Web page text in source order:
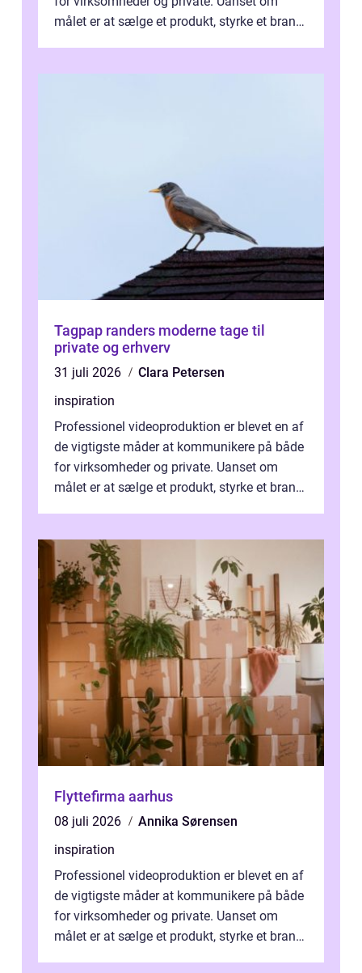
målet er at sælge et produkt, styrke et brand,
Tagpap randers moderne tage til
private og erhverv
31 juli 2026
Clara Petersen
inspiration
Professionel videoproduktion er blevet en af
de vigtigste måder at kommunikere på både
for virksomheder og private. Uanset om
målet er at sælge et produkt, styrke et brand,
Flyttefirma aarhus
08 juli 2026
Annika Sørensen
inspiration
Professionel videoproduktion er blevet en af
de vigtigste måder at kommunikere på både
for virksomheder og private. Uanset om
målet er at sælge et produkt, styrke et brand,